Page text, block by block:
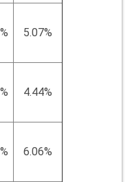
5.07%
4.44%
6.06%